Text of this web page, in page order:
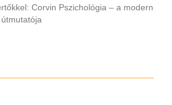
Corvin Pszichológia – a modern